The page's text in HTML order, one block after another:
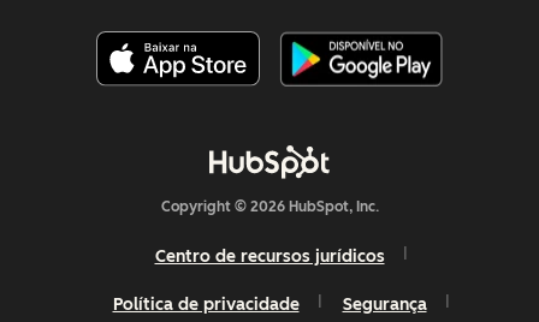
Copyright © 2026 HubSpot, Inc.
Centro de recursos jurídicos
Política de privacidade Segurança